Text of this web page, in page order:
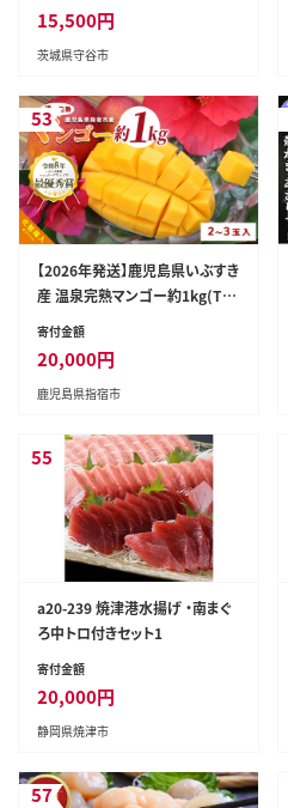
15,500円
茨城県守谷市
53
【2026年発送】鹿児島県いぶすき
産 温泉完熟マンゴー約1kg(T&
P/IB057-003) マンゴー フルー
ツ 果物 旬 夏 指宿 いぶすき 鹿
児島 完熟 お供え 御供 ギフト 贈
り物 プレゼント グルメ 南国 南
国産 鹿児島県産 果汁
寄付金額
20,000円
鹿児島県指宿市
55
a20-239 焼津港水揚げ ・南まぐ
ろ中トロ付きセット1
寄付金額
20,000円
静岡県焼津市
57